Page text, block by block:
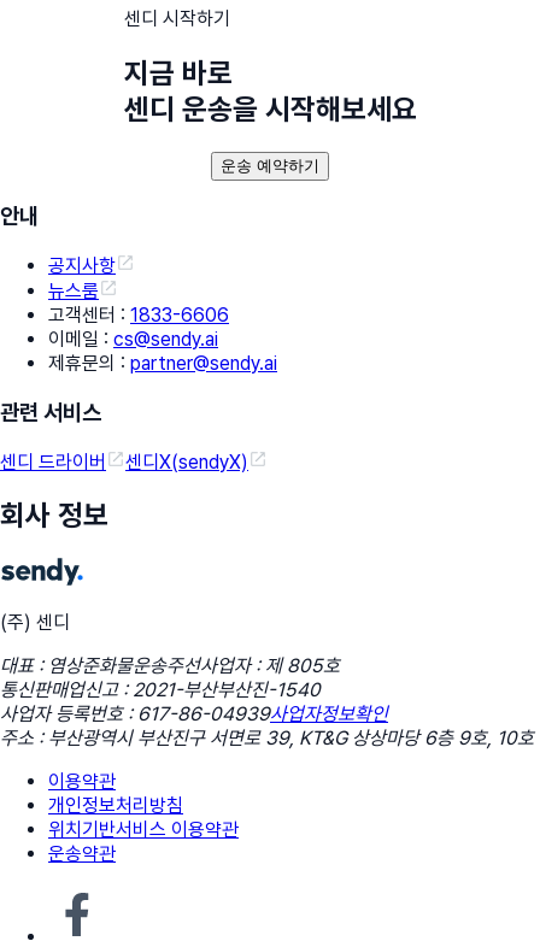
센디 시작하기
지금 바로
센디 운송을 시작해보세요
운송 예약하기
안내
공지사항
뉴스룸
고객센터 : 1833-6606
이메일 : cs@sendy.ai
제휴문의 : partner@sendy.ai
관련 서비스
센디 드라이버 센디X(sendyX)
회사 정보
(주) 센디
대표 : 염상준화물운송주선사업자 : 제 805호
통신판매업신고 : 2021-부산부산진-1540
사업자 등록번호 : 617-86-04939사업자정보확인
주소 : 부산광역시 부산진구 서면로 39, KT&G 상상마당 6층 9호, 10호
이용약관
개인정보처리방침
위치기반서비스 이용약관
운송약관